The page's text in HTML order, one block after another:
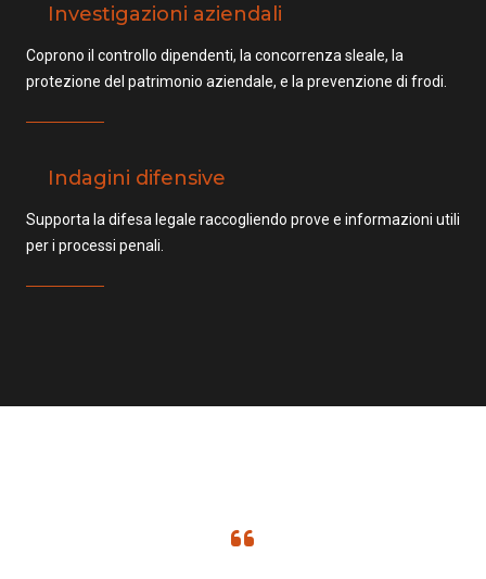
Investigazioni aziendali
Coprono il controllo dipendenti, la concorrenza sleale, la
protezione del patrimonio aziendale, e la prevenzione di frodi.
Indagini difensive
Supporta la difesa legale raccogliendo prove e informazioni utili
per i processi penali.